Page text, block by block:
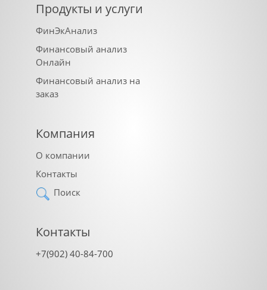
Продукты и услуги
ФинЭкАнализ
Финансовый анализ
Онлайн
Финансовый анализ на
заказ
Компания
О компании
Контакты
Поиск
Контакты
+7(902) 40-84-700